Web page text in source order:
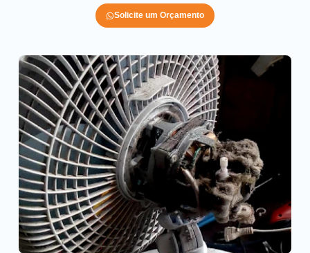
Solicite um Orçamento